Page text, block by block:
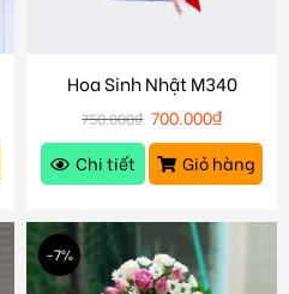
Hoa Sinh Nhật M340
750.000₫ 700.000₫
Chi tiết
Giỏ hàng
-7%